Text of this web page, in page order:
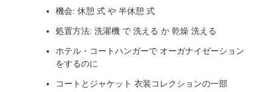
機会: 休憩 式 や 半休憩 式
処置方法: 洗濯機 で 洗える か 乾燥 洗える
ホテル・コートハンガーで オーガナイゼーション
をするのに
コートとジャケット 衣装コレクションの一部